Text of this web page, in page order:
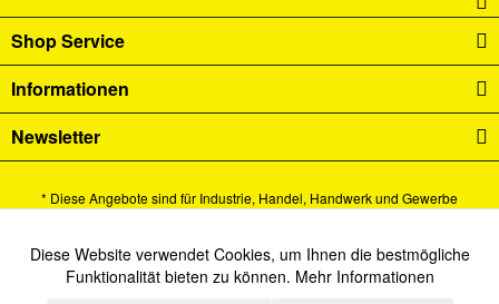
Shop Service
Informationen
Newsletter
* Diese Angebote sind für Industrie, Handel, Handwerk und Gewerbe
Alle Preise verstehen sich zzgl. Mehrwertsteuer undVersandkostenund ggf.
Nachnahmegebühren, wenn nicht anders beschrieben.
Funktionale Aktiv
Diese Website verwendet Cookies, um Ihnen die bestmögliche
Funktionalität bieten zu können. Mehr Informationen